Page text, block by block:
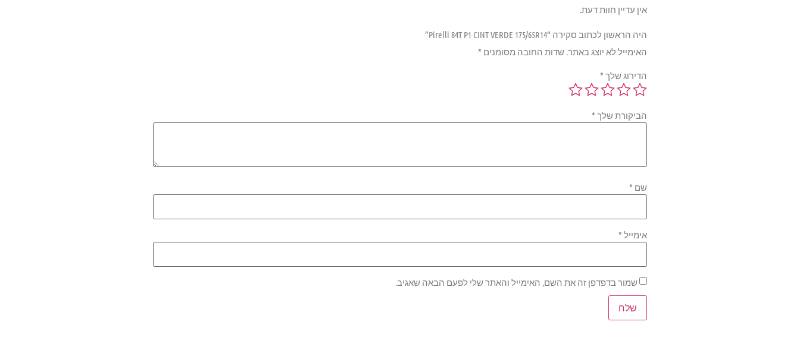
אין עדיין חוות דעת.
היה הראשון לכתוב סקירה “Pirelli 84T P1 CINT VERDE 175/65R14”
האימייל לא יוצג באתר. שדות החובה מסומנים *
הדירוג שלך *
הביקורת שלך *
שם *
אימייל *
שמור בדפדפן זה את השם, האימייל והאתר שלי לפעם הבאה שאגיב.